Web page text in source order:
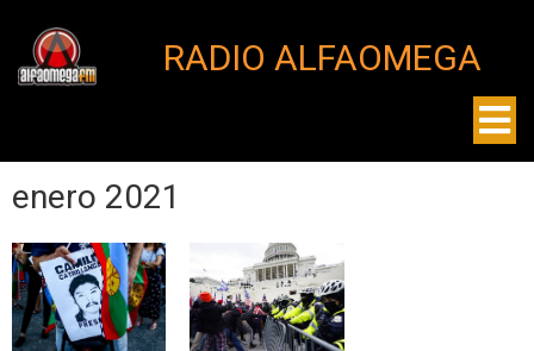
RADIO ALFAOMEGA
enero 2021